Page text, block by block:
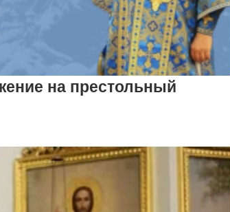
на престольный